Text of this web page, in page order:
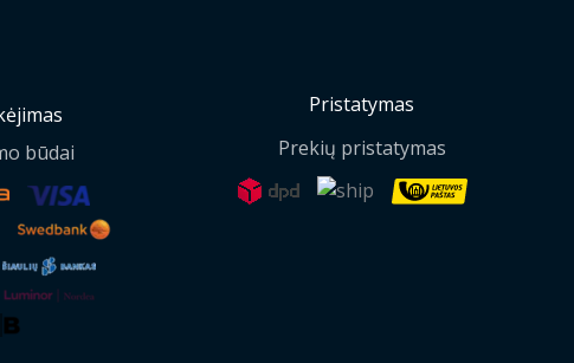
būdai
Pristatymas
Prekių pristatymas